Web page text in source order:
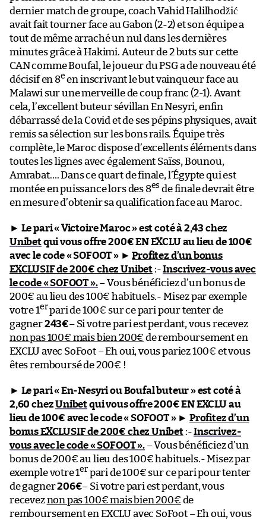
dernier match de groupe, coach Vahid Halilhodžić
avait fait tourner face au Gabon (2-2) et son équipe a
tout de même arraché un nul dans les dernières
minutes grâce à Hakimi. Auteur de 2 buts sur cette
CAN comme Boufal, le joueur du PSG a de nouveau été
décisif en 8e en inscrivant le but vainqueur face au
Malawi sur une merveille de coup franc (2-1). Avant
cela, l’excellent buteur sévillan En Nesyri, enfin
débarrassé de la Covid et de ses pépins physiques, avait
remis sa sélection sur les bons rails. Équipe très
complète, le Maroc dispose d’excellents éléments dans
toutes les lignes avec également Saïss, Bounou,
Amrabat…. Dans ce quart de finale, l’Égypte qui est
montée en puissance lors des 8es de finale devrait être
en mesure d’obtenir sa qualification face au Maroc.
► Le pari « Victoire Maroc » est coté à 2,43 chez
Unibetqui vous offre 200€ EN EXCLU au lieu de 100€
avec le code « SOFOOT »►Profitez d’un bonus
EXCLUSIF de 200€ chez Unibet:-Inscrivez-vous avec
le code « SOFOOT ».– Vous bénéficiez d’un bonus de
200€ au lieu des 100€ habituels.- Misez par exemple
votre 1erpari de 100€ sur ce pari pour tenter de
gagner243€– Si votre pari est perdant, vous recevez
non pas 100€ mais bien 200€ de remboursement en
EXCLU avec SoFoot – Eh oui, vous pariez 100€ et vous
êtes remboursé de 200€ !
► Le pari « En-Nesyri ou Boufal buteur » est coté à
2,60 chezUnibetqui vous offre 200€ EN EXCLU au
lieu de 100€ avec le code « SOFOOT »► Profitez d’un
bonus EXCLUSIF de 200€ chez Unibet:-Inscrivez-
vous avec le code « SOFOOT ».– Vous bénéficiez d’un
bonus de 200€ au lieu des 100€ habituels.- Misez par
exemple votre 1er pari de 100€ sur ce pari pour tenter
de gagner206€– Si votre pari est perdant, vous
receveznon pas 100€ mais bien 200€ de
remboursement en EXCLU avec SoFoot – Eh oui, vous